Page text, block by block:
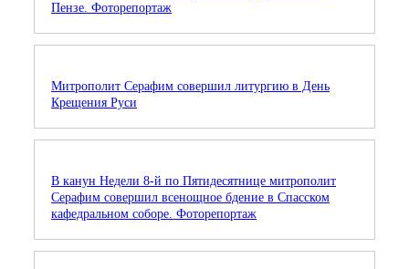
Пензе. Фоторепортаж
Митрополит Серафим совершил литургию в День
Крещения Руси
В канун Недели 8-й по Пятидесятнице митрополит
Серафим совершил всенощное бдение в Спасском
кафедральном соборе. Фоторепортаж